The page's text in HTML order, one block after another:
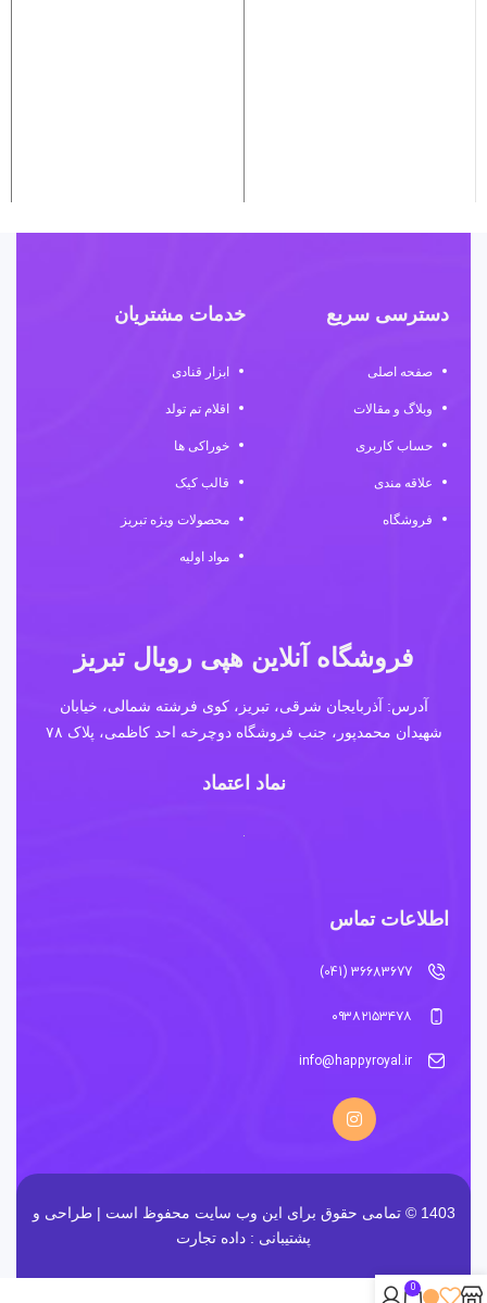
دسترسی سریع
صفحه اصلی
وبلاگ و مقالات
حساب کاربری
علاقه مندی
فروشگاه
خدمات مشتریان
ابزار قنادی
اقلام تم تولد
خوراکی ها
قالب کیک
محصولات ویژه تبریز
مواد اولیه
فروشگاه آنلاین هپی رویال تبریز
آدرس: آذربایجان شرقی، تبریز، کوی فرشته شمالی، خیابان
شهیدان محمدپور، جنب فروشگاه دوچرخه احد کاظمی، پلاک ۷۸
نماد اعتماد
اطلاعات تماس
36683677 (041)
۰۹۳۸۲۱۵۳۴۷۸
info@happyroyal.ir
1403 © تمامی حقوق برای این وب سایت محفوظ است | طراحی و
پشتیبانی : داده تجارت
0